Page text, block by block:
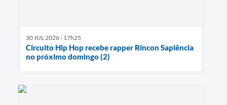
30 JUL 2026 - 17h25
Circuito Hip Hop recebe rapper Rincon Sapiência
no próximo domingo (2)